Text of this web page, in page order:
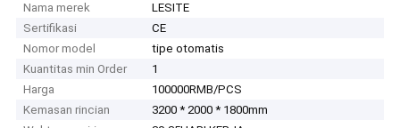
Nama merek
LESITE
Sertifikasi
CE
Nomor model
tipe otomatis
Kuantitas min Order
1
Harga
100000RMB/PCS
Kemasan rincian
3200 * 2000 * 1800mm